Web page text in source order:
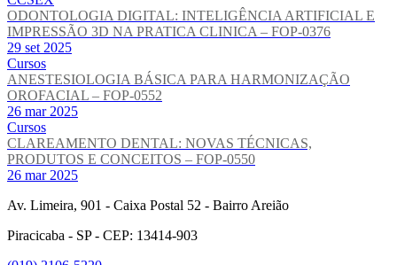
ODONTOLOGIA DIGITAL: INTELIGÊNCIA ARTIFICIAL E
IMPRESSÃO 3D NA PRATICA CLINICA – FOP-0376
29 set 2025
Cursos
ANESTESIOLOGIA BÁSICA PARA HARMONIZAÇÃO
OROFACIAL – FOP-0552
26 mar 2025
Cursos
CLAREAMENTO DENTAL: NOVAS TÉCNICAS,
PRODUTOS E CONCEITOS – FOP-0550
26 mar 2025
Av. Limeira, 901 - Caixa Postal 52 - Bairro Areião
Piracicaba - SP - CEP: 13414-903